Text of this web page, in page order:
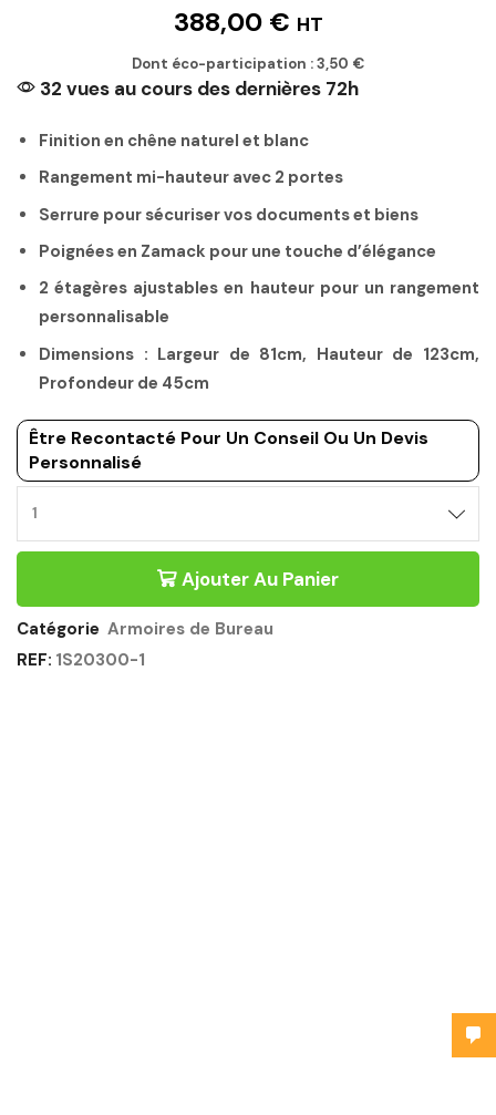
388,00 € HT
Dont éco-participation :3,50 €
32 vues au cours des dernières 72h
Finition en chêne naturel et blanc
Rangement mi-hauteur avec 2 portes
Serrure pour sécuriser vos documents et biens
Poignées en Zamack pour une touche d’élégance
2 étagères ajustables en hauteur pour un rangement
personnalisable
Dimensions : Largeur de 81cm, Hauteur de 123cm,
Profondeur de 45cm
Être Recontacté Pour Un Conseil Ou Un Devis
Personnalisé
Ajouter Au Panier
Catégorie Armoires de Bureau
REF: 1S20300-1